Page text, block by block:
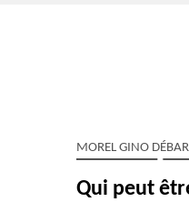
MOREL GINO
Qui peut